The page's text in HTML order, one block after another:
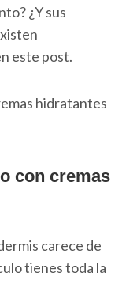
¿Y sus
este post.
con cremas
carece de
tienes toda la